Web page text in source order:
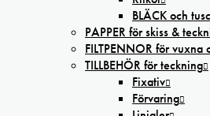
BLÄCK och
PAPPER för skiss &
FILTPENNOR för vuxna
TILLBEHÖR för teckning
Fixativ
Förvaring